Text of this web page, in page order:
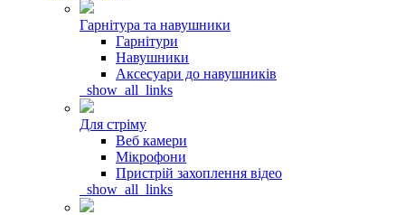
Гарнітура та навушники
Гарнітури
Навушники
Аксесуари до навушників
_show_all_links
Для стріму
Веб камери
Мікрофони
Пристрій захоплення відео
_show_all_links